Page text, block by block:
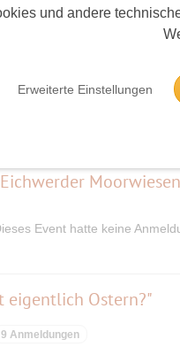
und andere
Erweiterte Einstellungen
Tag
Moorwiesen
Event hatte keine
eigentlich Ostern?"
9 Anmeldungen